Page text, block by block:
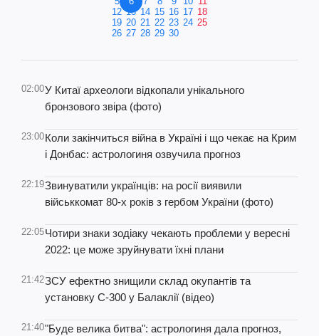
12 13 14 15 16 17 18
19 20 21 22 23 24 25
26 27 28 29 30
02:00У Китаї археологи відкопали унікального
бронзового звіра (фото)
23:00Коли закінчиться війна в Україні і що чекає на Крим
і Донбас: астрологиня озвучила прогноз
22:19Звинуватили українців: на росії виявили
військкомат 80-х років з гербом України (фото)
22:05Чотири знаки зодіаку чекають проблеми у вересні
2022: це може зруйнувати їхні плани
21:42ЗСУ ефектно знищили склад окупантів та
установку С-300 у Балаклії (відео)
21:40"Буде велика битва": астрологиня дала прогноз,